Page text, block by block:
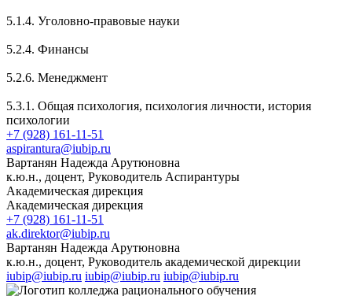
5.1.4. Уголовно-правовые науки
5.2.4. Финансы
5.2.6. Менеджмент
5.3.1. Общая психология, психология личности, история
психологии
+7 (928) 161-11-51
aspirantura@iubip.ru
Вартанян Надежда Арутюновна
к.ю.н., доцент, Руководитель Аспирантуры
Академическая дирекция
Академическая дирекция
+7 (928) 161-11-51
ak.direktor@iubip.ru
Вартанян Надежда Арутюновна
к.ю.н., доцент, Руководитель академической дирекции
iubip@iubip.ru iubip@iubip.ru iubip@iubip.ru